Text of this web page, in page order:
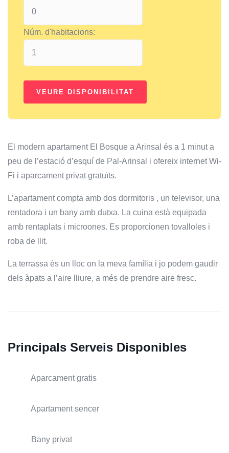
Núm. d'habitacions:
El modern apartament El Bosque a Arinsal és a 1 minut a
peu de l’estació d’esquí de Pal-Arinsal i ofereix internet Wi-
Fi i aparcament privat gratuïts.
L’apartament compta amb dos dormitoris , un televisor, una
rentadora i un bany amb dutxa. La cuina està equipada
amb rentaplats i microones. Es proporcionen tovalloles i
roba de llit.
La terrassa és un lloc on la meva família i jo podem gaudir
dels àpats a l’aire lliure, a més de prendre aire fresc.
Principals Serveis Disponibles
Aparcament gratis
Apartament sencer
Bany privat